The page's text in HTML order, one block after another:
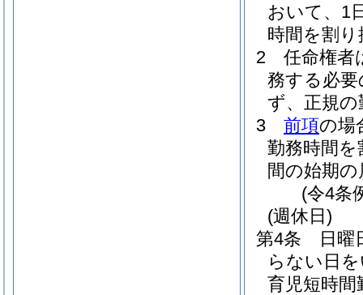
おいて、1
時間を割
2
任命権者
務する必
ず、正規
3
前項の場
勤務時間
間の始期
(令4条
(週休日)
第4条
日曜
らない日
育児短時